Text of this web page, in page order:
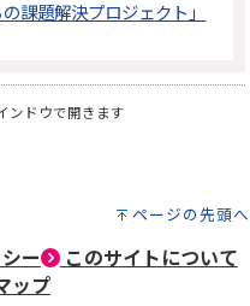
課題解決プロジェクト」
ンドウで開きます
ページの先頭へ
ー
このサイトについて
ップ